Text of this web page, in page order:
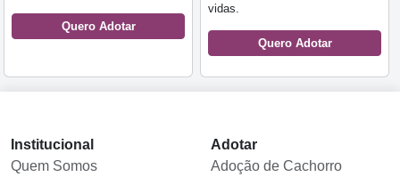
Quero Adotar
vidas.
Quero Adotar
Institucional
Quem Somos
Adotar
Adoção de Cachorro